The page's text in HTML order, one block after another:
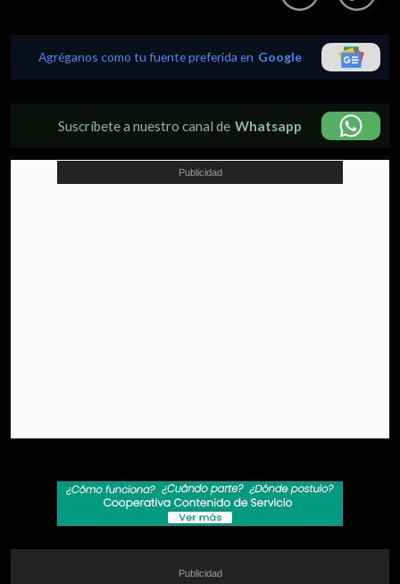
Agréganos como tu fuente preferida en Google
Suscríbete a nuestro canal de Whatsapp